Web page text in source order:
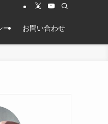
ー お問い合わせ